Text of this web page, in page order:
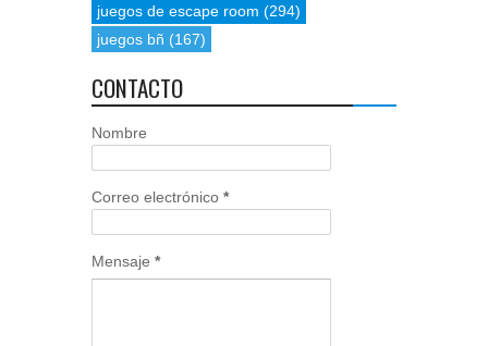
juegos de escape room (294)
juegos bñ (167)
CONTACTO
Nombre
Correo electrónico *
Mensaje *